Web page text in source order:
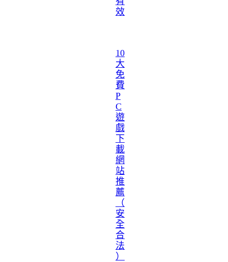
效
10
大
免
費
P
C
遊
戲
下
載
網
站
推
薦
（
安
全
合
法
）